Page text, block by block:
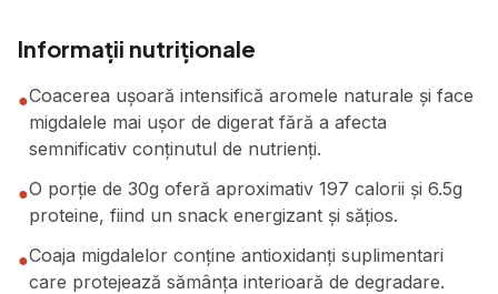
Informații nutriționale
●Coacerea ușoară intensifică aromele naturale și face
migdalele mai ușor de digerat fără a afecta
semnificativ conținutul de nutrienți.
●O porție de 30g oferă aproximativ 197 calorii și 6.5g
proteine, fiind un snack energizant și sățios.
●Coaja migdalelor conține antioxidanți suplimentari
care protejează sămânța interioară de degradare.